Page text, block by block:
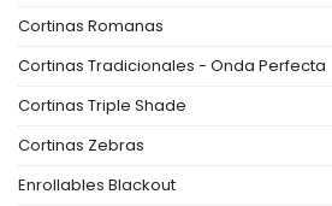
Cortinas Romanas
Cortinas Tradicionales - Onda Perfecta
Cortinas Triple Shade
Cortinas Zebras
Enrollables Blackout